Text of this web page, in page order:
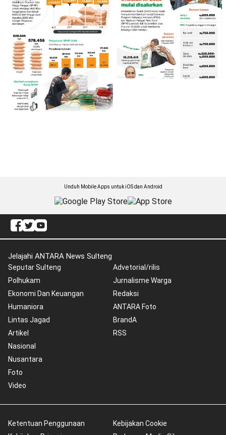
Unduh Mobile Apps untuk iOS dan Android
Jelajahi ANTARA News Sulteng
Seputar Sulteng
Polhukam
Ekonomi Dan Keuangan
Humaniora
Lintas Jagad
Artikel
Nasional
Nusantara
Foto
Video
Advetorial/rilis
Jurnalisme Warga
Redaksi
ANTARA Foto
BrandA
RSS
Ketentuan Penggunaan
Kebijakan Cookie